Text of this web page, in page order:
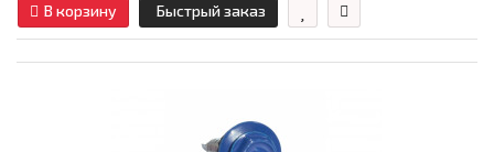
В корзину Быстрый заказ